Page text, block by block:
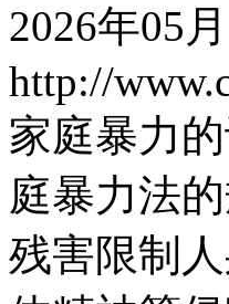
2026年05
http://
家庭暴力
庭暴力法
残害限制